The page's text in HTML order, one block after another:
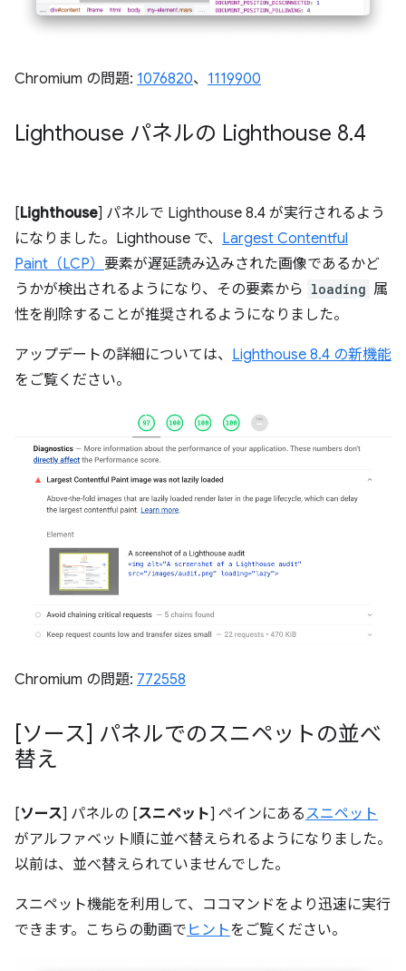
Chromium の問題: 1076820、 1119900
Lighthouse パネルの Lighthouse 8.4
[Lighthouse] パネルで Lighthouse 8.4 が実行されるよう
になりました。Lighthouse で、 Largest Contentful
Paint（LCP） 要素が遅延読み込みされた画像であるかど
うかが検出されるようになり、その要素から loading 属
性を削除することが推奨されるようになりました。
アップデートの詳細については、 Lighthouse 8.4 の新機能
をご覧ください。
Chromium の問題: 772558
[ソース] パネルでのスニペットの並べ
替え
[ソース] パネルの [スニペット] ペインにあるスニペット
がアルファベット順に並べ替えられるようになりました。
以前は、並べ替えられていませんでした。
スニペット機能を利用して、ココマンドをより迅速に実行
できます。こちらの動画で ヒントをご覧ください。